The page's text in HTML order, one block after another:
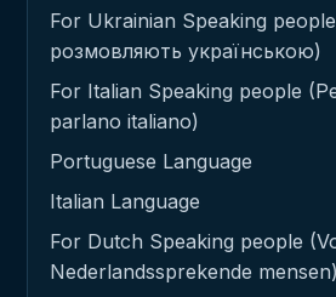
For Ukrainian Speaking
розмовляють українською)
For Italian Speaking people
parlano italiano)
Portuguese Language
Italian Language
For Dutch Speaking people
Nederlandssprekende mensen)